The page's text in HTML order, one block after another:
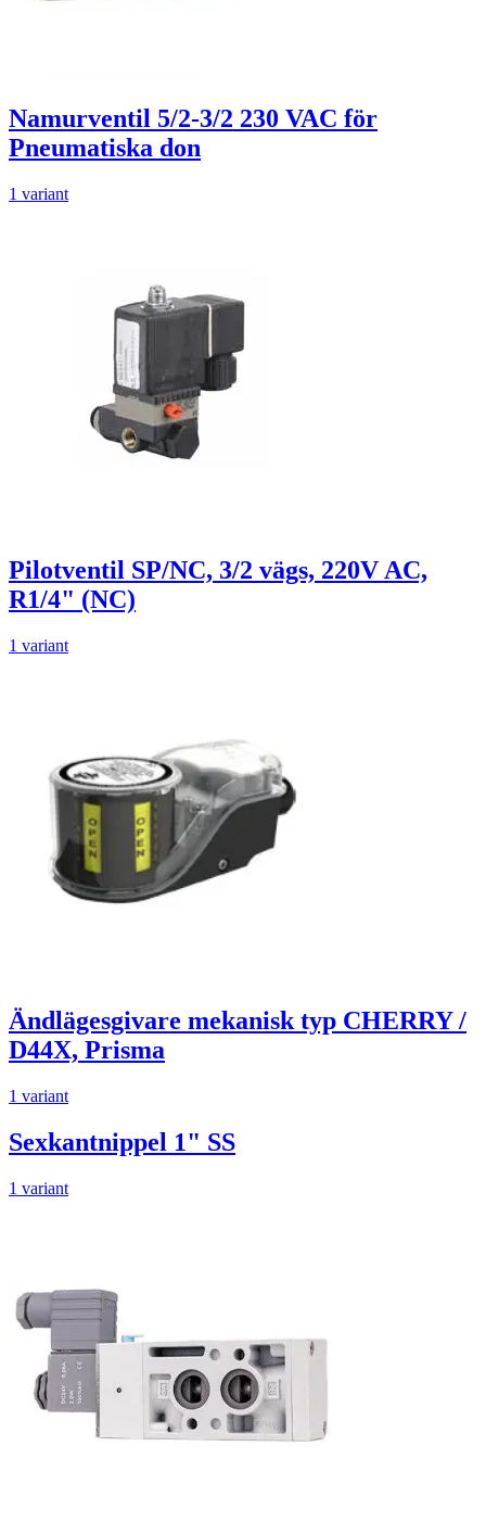
Namurventil 5/2-3/2 230 VAC för
Pneumatiska don
1 variant
Pilotventil SP/NC, 3/2 vägs, 220V AC,
R1/4" (NC)
1 variant
Ändlägesgivare mekanisk typ CHERRY /
D44X, Prisma
1 variant
Sexkantnippel 1" SS
1 variant